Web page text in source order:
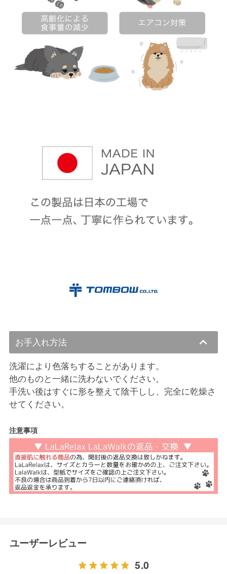
お手入れ方法
洗濯により色落ちすることがあります。
他のものと一緒に洗わないでください。
手洗い後はすぐに形を整えて陰干しし、完全に乾燥さ
せてください。
注意事項
ユーザーレビュー
5.0